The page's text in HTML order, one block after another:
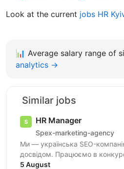
Look at the current jobs HR
📊 Average salary range of
analytics →
Similar jobs
HR Manager
Spex-marketing-agency
Ми — українська SEO-
досвідом. Працюємо в
ГЕО та постійно зростаємо
5 August